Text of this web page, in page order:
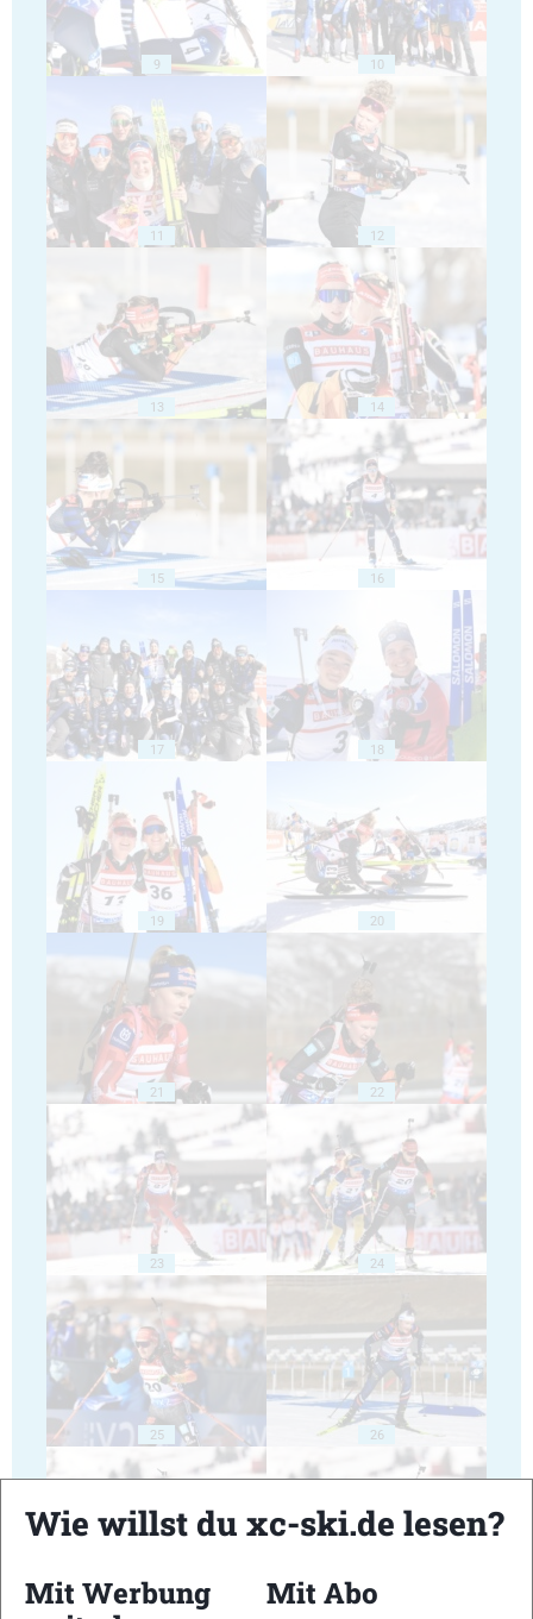
9 10
11 12
13 14
15 16
17 18
19 20
21 22
23 24
25 26
27 28
Wie willst du xc-ski.de lesen?
Mit Werbung
Mit Abo